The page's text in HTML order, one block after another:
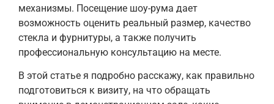
механизмы. Посещение шоу-рума дает
возможность оценить реальный размер, качество
стекла и фурнитуры, а также получить
профессиональную консультацию на месте.
В этой статье я подробно расскажу, как правильно
подготовиться к визиту, на что обращать